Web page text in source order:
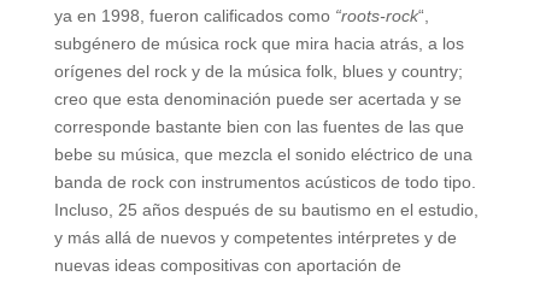
ya en 1998, fueron calificados como “roots-rock“,
subgénero de música rock que mira hacia atrás, a los
orígenes del rock y de la música folk, blues y country;
creo que esta denominación puede ser acertada y se
corresponde bastante bien con las fuentes de las que
bebe su música, que mezcla el sonido eléctrico de una
banda de rock con instrumentos acústicos de todo tipo.
Incluso, 25 años después de su bautismo en el estudio,
y más allá de nuevos y competentes intérpretes y de
nuevas ideas compositivas con aportación de